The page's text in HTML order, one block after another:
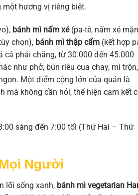
hương vị riêng biệt.
bánh mì nấm xé(pa-tê, nấm xé
chọn), bánh mì thập cẩm (kết hợp
cả phải chăng, từ 30.000 đến 45.000
như phở, bún riêu cua chay, mì
Một điểm cộng lớn của quán là
mà không cần hỏi, thể hiện cam kết
sáng đến 7:00 tối (Thứ Hai – Thứ
Người
lối sống xanh, bánh mì vegetarian